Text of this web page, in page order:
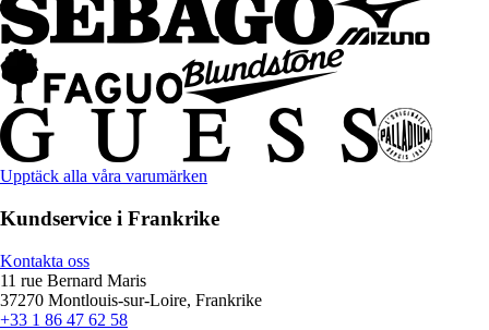
Upptäck alla våra varumärken
Kundservice i Frankrike
Kontakta oss
11 rue Bernard Maris
37270 Montlouis-sur-Loire, Frankrike
+33 1 86 47 62 58